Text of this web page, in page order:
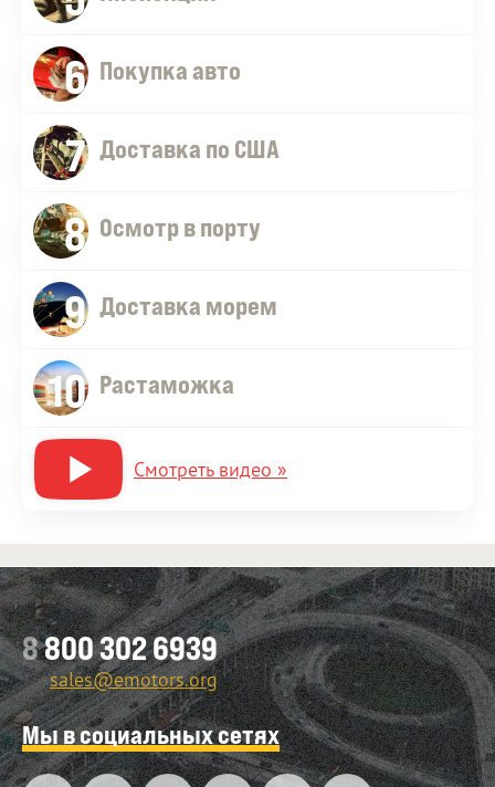
6 Покупка авто
7 Доставка по США
8 Осмотр в порту
9 Доставка морем
10 Растаможка
Смотреть видео »
8800 302 6939
sales@emotors.org
Мы в социальных сетях